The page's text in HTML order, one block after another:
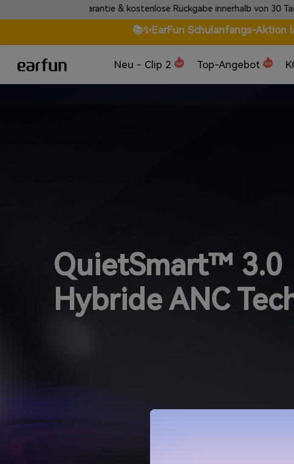
& kostenlose Rückgabe innerhalb von 30 Tagen.
📚✨EarFun Schulanfangs-Aktion
Neu - Clip 2 Top-Angebot
QuietSmart™ 3.0
Hybride ANC